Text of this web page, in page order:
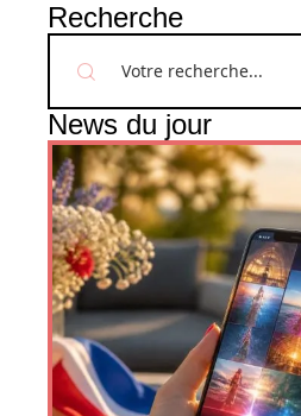
Recherche
News du jour